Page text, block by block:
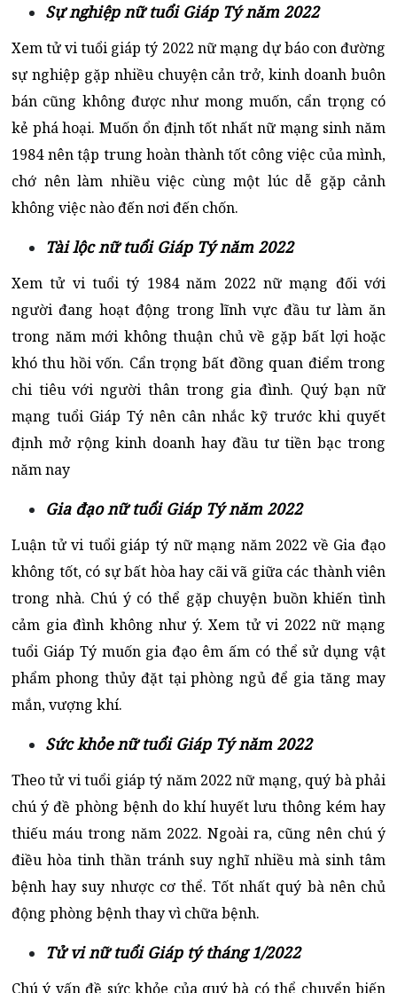
Sự nghiệp nữ tuổi Giáp Tý năm 2022
Xem tử vi tuổi giáp tý 2022 nữ mạng dự báo con đường
sự nghiệp gặp nhiều chuyện cản trở, kinh doanh buôn
bán cũng không được như mong muốn, cẩn trọng có
kẻ phá hoại. Muốn ổn định tốt nhất nữ mạng sinh năm
1984 nên tập trung hoàn thành tốt công việc của mình,
chớ nên làm nhiều việc cùng một lúc dễ gặp cảnh
không việc nào đến nơi đến chốn.
Tài lộc nữ tuổi Giáp Tý năm 2022
Xem tử vi tuổi tý 1984 năm 2022 nữ mạng đối với
người đang hoạt động trong lĩnh vực đầu tư làm ăn
trong năm mới không thuận chủ về gặp bất lợi hoặc
khó thu hồi vốn. Cẩn trọng bất đồng quan điểm trong
chi tiêu với người thân trong gia đình. Quý bạn nữ
mạng tuổi Giáp Tý nên cân nhắc kỹ trước khi quyết
định mở rộng kinh doanh hay đầu tư tiền bạc trong
năm nay
Gia đạo nữ tuổi Giáp Tý năm 2022
Luận tử vi tuổi giáp tý nữ mạng năm 2022 về Gia đạo
không tốt, có sự bất hòa hay cãi vã giữa các thành viên
trong nhà. Chú ý có thể gặp chuyện buồn khiến tình
cảm gia đình không như ý. Xem tử vi 2022 nữ mạng
tuổi Giáp Tý muốn gia đạo êm ấm có thể sử dụng vật
phẩm phong thủy đặt tại phòng ngủ để gia tăng may
mắn, vượng khí.
Sức khỏe nữ tuổi Giáp Tý năm 2022
Theo tử vi tuổi giáp tý năm 2022 nữ mạng, quý bà phải
chú ý đề phòng bệnh do khí huyết lưu thông kém hay
thiếu máu trong năm 2022. Ngoài ra, cũng nên chú ý
điều hòa tinh thần tránh suy nghĩ nhiều mà sinh tâm
bệnh hay suy nhược cơ thể. Tốt nhất quý bà nên chủ
động phòng bệnh thay vì chữa bệnh.
Tử vi nữ tuổi Giáp tý tháng 1/2022
Chú ý vấn đề sức khỏe của quý bà có thể chuyển biến